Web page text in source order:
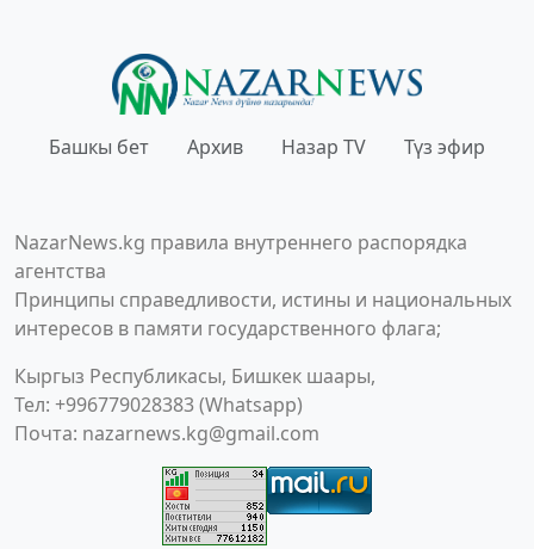
Башкы бет Архив Назар TV Түз эфир
NazarNews.kg правила внутреннего распорядка
агентства
Принципы справедливости, истины и национальных
интересов в памяти государственного флага;
Кыргыз Республикасы, Бишкек шаары,
Тел: +996779028383 (Whatsapp)
Почта: nazarnews.kg@gmail.com